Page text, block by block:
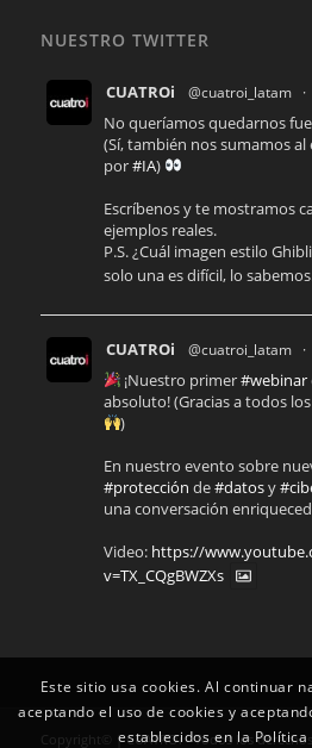
NUESTRO TWITTER
CUATROi @cuatroi_latam ·
No queríamos quedarnos
(Sí, también nos sumamos al
por#IA)
Escríbenos y te mostramos
ejemplos reales.
P.S. ¿Cuál imagen estilo
solo una es difícil, lo
CUATROi @cuatroi_latam ·
¡Nuestro primer#webinar
absoluto! (Gracias a todos
)
En nuestro evento sobre
#protección de#datosy
una conversación
Video: https://
v=TX_CQgBWZXs
Copyright© | CUATROi - Todos los
Este sitio usa cookies. Al continuar
aceptando el uso de cookies y
establecidos en la Política